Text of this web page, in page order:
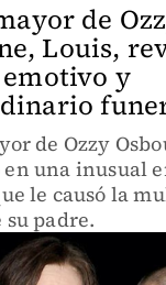
de
Louis,
y
de Ozzy
una inusual
le causó la
padre.